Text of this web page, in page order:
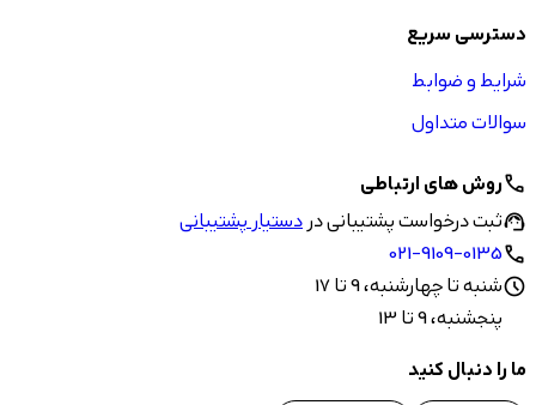
دسترسی سریع
شرایط و ضوابط
سوالات متداول
callروش های ارتباطی
support_agentثبت درخواست پشتیبانی دردستیار پشتیبانی
call
021-9109-0135
scheduleشنبه تا چهارشنبه، 9 تا 17
پنجشنبه، 9 تا 13
ما را دنبال کنید